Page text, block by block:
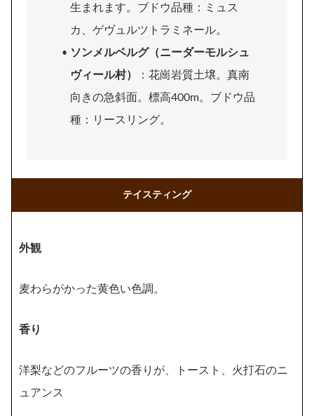
生まれます。ブドウ品種：ミュス
カ、ゲヴュルツトラミネール。
ソンメルベルグ（ニーダーモルシュ
ヴィール村）
：花崗岩質土壌。真南
向きの急斜面。標高400m。ブドウ品
種：リースリング。
テイスティング
外観
麦わらがかった黄色い色調。
香り
洋梨などのフルーツの香りが、トースト、火打石のニ
ュアンス